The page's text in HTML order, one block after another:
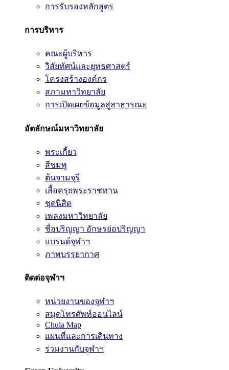
การรับรองหลักสูตร
การบริหาร
คณะผู้บริหาร
วิสัยทัศน์และยุทธศาสตร์
โครงสร้างองค์กร
สภามหาวิทยาลัย
การเปิดเผยข้อมูลสู่สาธารณะ
อัตลักษณ์มหาวิทยาลัย
พระเกี้ยว
สีชมพู
ต้นจามจุรี
เสื้อครุยพระราชทาน
ชุดนิสิต
เพลงมหาวิทยาลัย
ชื่อปริญญา อักษรย่อปริญญา
แบรนด์จุฬาฯ
ภาพบรรยากาศ
ติดต่อจุฬาฯ
หน่วยงานของจุฬาฯ
สมุดโทรศัพท์ออนไลน์
Chula Map
แผนที่และการเดินทาง
ร่วมงานกับจุฬาฯ